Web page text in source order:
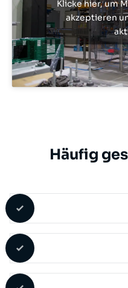
Klicke hier, um
akzeptieren
Häufig